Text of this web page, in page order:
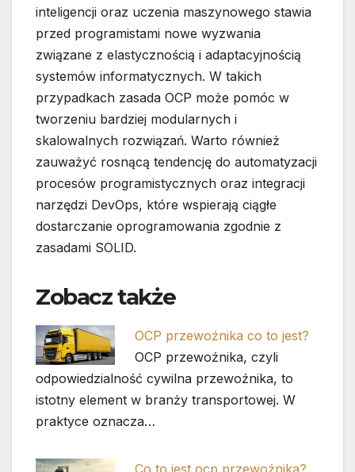
inteligencji oraz uczenia maszynowego stawia
przed programistami nowe wyzwania
związane z elastycznością i adaptacyjnością
systemów informatycznych. W takich
przypadkach zasada OCP może pomóc w
tworzeniu bardziej modularnych i
skalowalnych rozwiązań. Warto również
zauważyć rosnącą tendencję do automatyzacji
procesów programistycznych oraz integracji
narzędzi DevOps, które wspierają ciągłe
dostarczanie oprogramowania zgodnie z
zasadami SOLID.
Zobacz także
OCP przewoźnika co to jest?
OCP przewoźnika, czyli
odpowiedzialność cywilna przewoźnika, to
istotny element w branży transportowej. W
praktyce oznacza…